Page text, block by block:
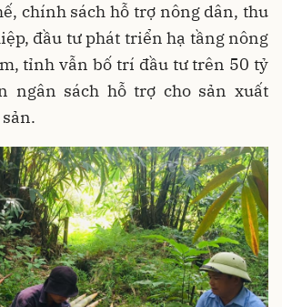
chính sách hỗ trợ nông dân, thu
đầu tư phát triển hạ tầng nông
tỉnh vẫn bố trí đầu tư trên 50 tỷ
ngân sách hỗ trợ cho sản xuất